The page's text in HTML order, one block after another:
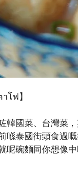
โฟ】
韓國菜、台灣菜
喺泰國街頭食過
呢碗麵同你想像